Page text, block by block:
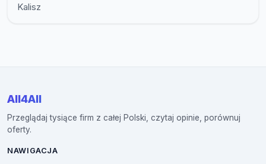
Kalisz
All4All
Przeglądaj tysiące firm z całej Polski, czytaj opinie, porównuj
oferty.
NAWIGACJA